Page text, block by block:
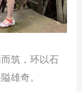
筑，环以石
雄奇。